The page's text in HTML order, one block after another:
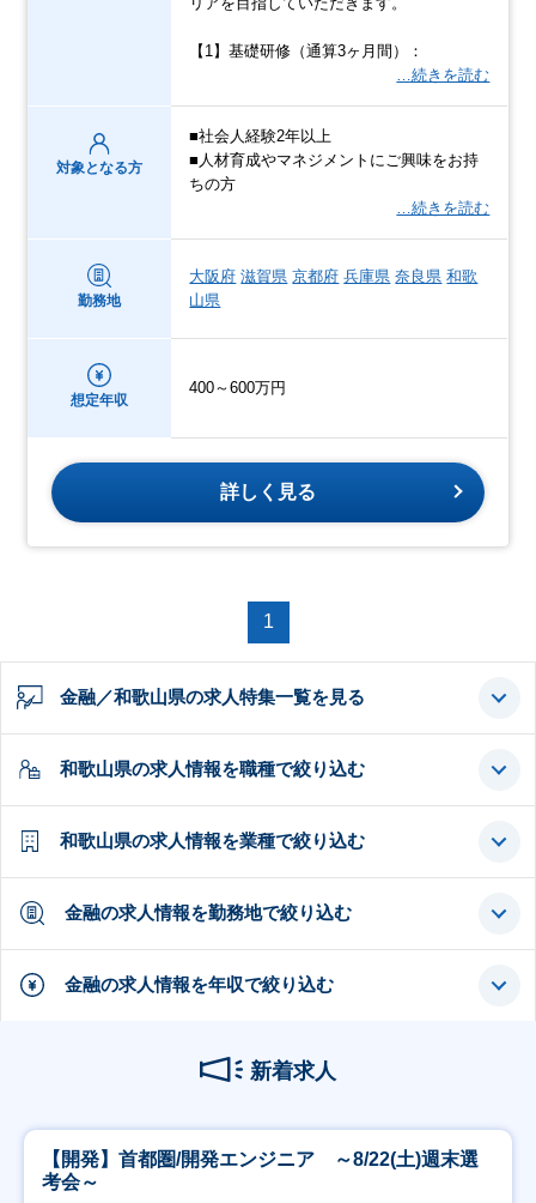
【1】基礎研修（通算3ヶ月間）：
…続きを読む
対象となる方
■社会人経験2年以上
■人材育成やマネジメントにご興味をお持
ちの方
…続きを読む
勤務地
大阪府 滋賀県 京都府 兵庫県 奈良県 和歌
山県
想定年収
400～600万円
詳しく見る
1
金融／和歌山県の求人特集一覧を見る
和歌山県の求人情報を職種で絞り込む
和歌山県の求人情報を業種で絞り込む
金融の求人情報を勤務地で絞り込む
金融の求人情報を年収で絞り込む
新着求人
【開発】首都圏/開発エンジニア ～8/22(土)週末選
考会～